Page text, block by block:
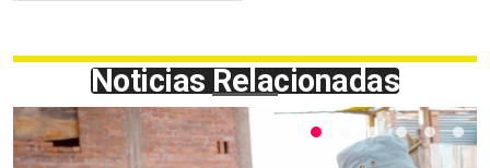
Noticias Relacionadas